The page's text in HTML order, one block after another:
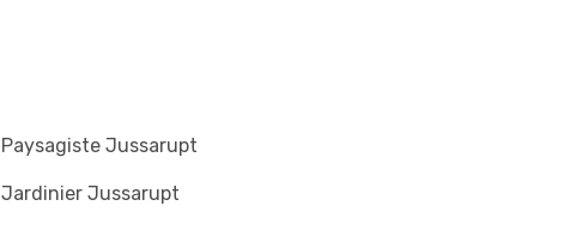
Paysagiste Jussarupt
Jardinier Jussarupt